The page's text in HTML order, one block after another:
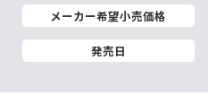
メーカー希望小売価格
発売日